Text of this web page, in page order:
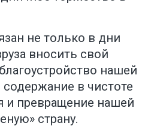
не только в дни
вносить свой
нашей
в чистоте
и превращение нашей
страну.